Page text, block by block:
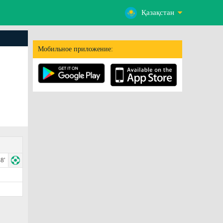
Қазақстан
Мобильное приложение: